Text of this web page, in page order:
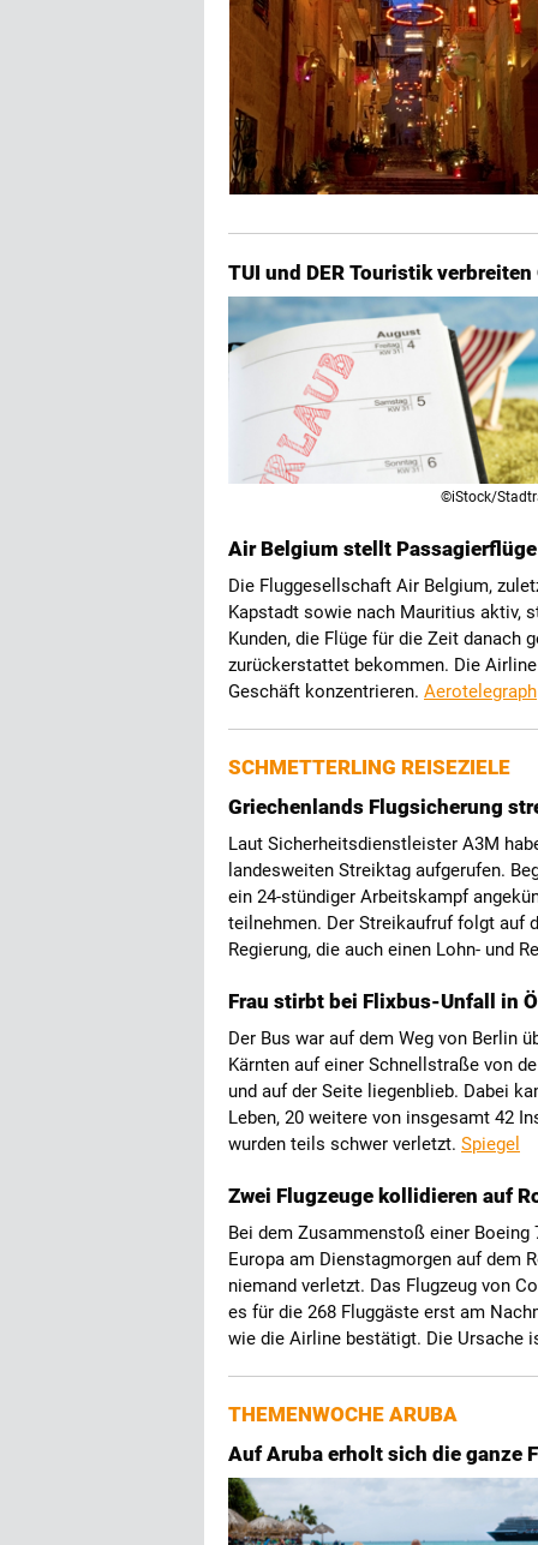
TUI und DER Touristik
©iStock/
Air Belgium stellt
Die Fluggesellschaft Air Belgium,
Kapstadt sowie nach Mauritius aktiv,
Kunden, die Flüge für die Zeit danach
zurückerstattet bekommen. Die
Geschäft konzentrieren. Aerotelegraph
SCHMETTERLING REISEZIELE
Griechenlands Flugsicherung
Laut Sicherheitsdienstleister A3M
landesweiten Streiktag aufgerufen.
ein 24-stündiger Arbeitskampf
teilnehmen. Der Streikaufruf folgt auf
Regierung, die auch einen Lohn- und
Frau stirbt bei Flixbus-Unfall in
Der Bus war auf dem Weg von Berlin
Kärnten auf einer Schnellstraße von
und auf der Seite liegenblieb. Dabei
Leben, 20 weitere von insgesamt 42
wurden teils schwer verletzt. Spiegel
Zwei Flugzeuge kollidieren auf
Bei dem Zusammenstoß einer
Europa am Dienstagmorgen auf dem
niemand verletzt. Das Flugzeug von
es für die 268 Fluggäste erst am
wie die Airline bestätigt. Die Ursache
THEMENWOCHE ARUBA
Auf Aruba erholt sich die ganze